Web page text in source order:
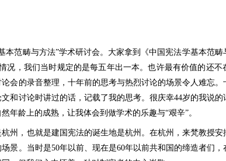
范畴与方法”学术研讨会。大家拿到《中国宪法学基本范畴
况，我们当时规定的是每五年出一本。也许最有价值的还不
会的录音整理，十年前的思考与热烈讨论的场景令人难忘。
和讨论时讲过的话，记载了我的思考。很庆幸44岁的我说的
年龄上的成熟，让我体会到做学术的乐趣与“艰辛”。
州，也就是建国宪法的诞生地是杭州。在杭州，来梵教授安
景。当时是50年以前、现在是60年以前共和国的缔造者们，